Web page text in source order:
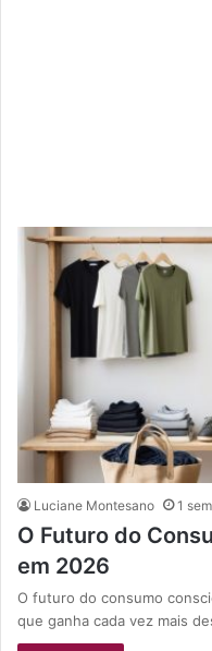
Luciane Montesano 1
O Futuro do
em 2026
O futuro do consumo
que ganha cada vez mais